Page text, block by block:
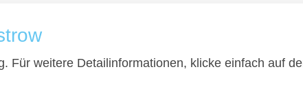
Für weitere Detailinformationen, klicke einfach auf